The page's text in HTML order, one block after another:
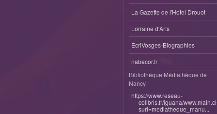
La Gazette de l'Hotel Drouot
Lorraine d'Arts
EcriVosges-Biographies
nabecor.fr
Bibliothèque Médiathèque de
Nancy
https://www.reseau-
colibris.fr/iguana/
surl=mediatheque_manu...